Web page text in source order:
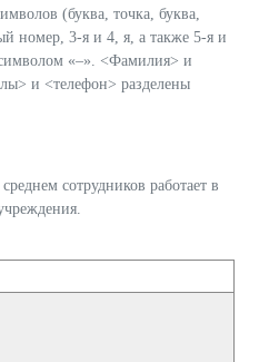
(буква, точка, буква,
номер, 3-я и 4, я, а также 5-я и
«–». <Фамилия> и
и <телефон> разделены
сотрудников работает в